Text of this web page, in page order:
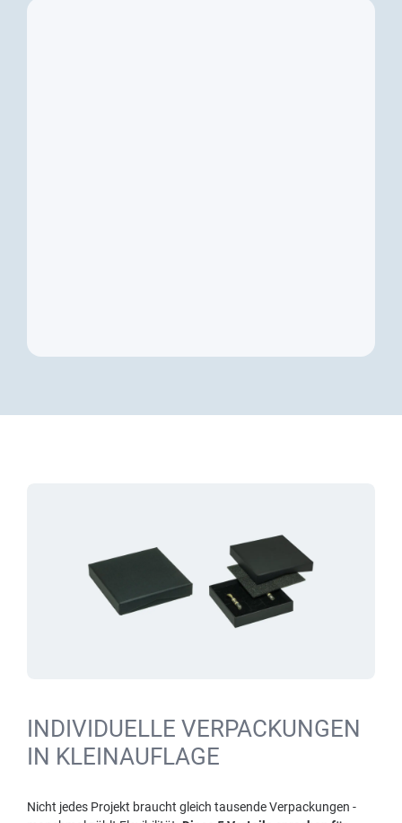
INDIVIDUELLE VERPACKUNGEN
IN KLEINAUFLAGE
Nicht jedes Projekt braucht gleich tausende Verpackungen -